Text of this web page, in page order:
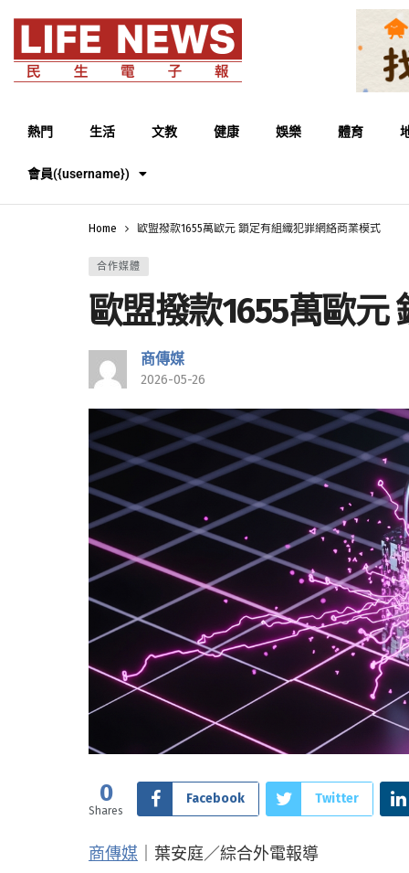
熱門 生活 文教 健康 娛樂 體育
會員({username})
Home 歐盟撥款1655萬歐元 鎖定有組織犯罪網絡商業模式
合作媒體
歐盟撥款1655萬歐元
商傳媒
2026-05-26
0
Shares
Facebook Twitter
商傳媒 ｜葉安庭／綜合外電報導